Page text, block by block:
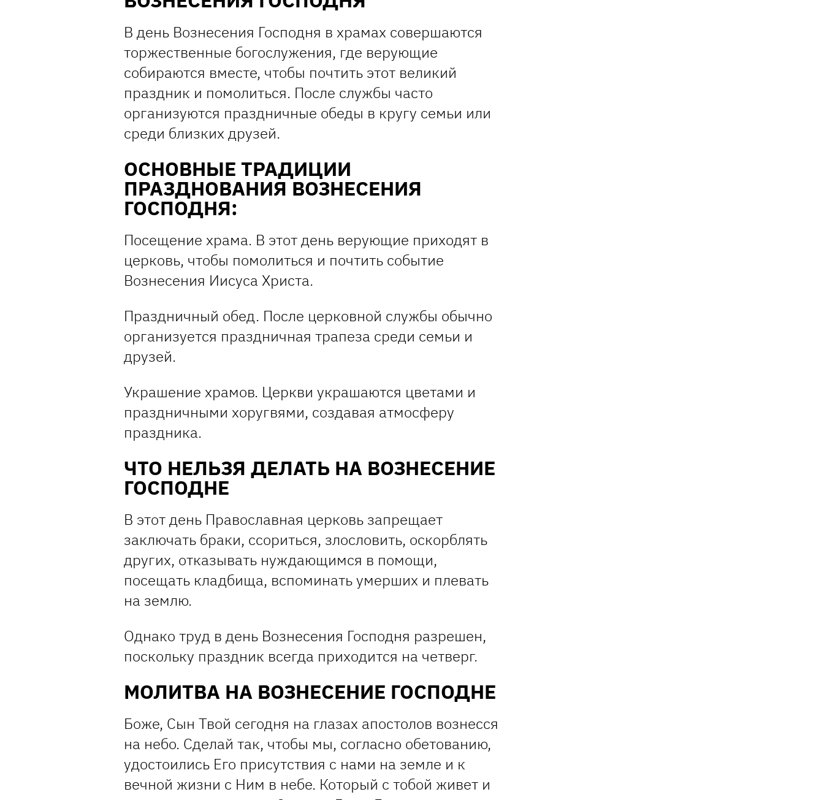
В день Вознесения Господня в храмах совершаются
торжественные богослужения, где верующие
собираются вместе, чтобы почтить этот великий
праздник и помолиться. После службы часто
организуются праздничные обеды в кругу семьи или
среди близких друзей.
ОСНОВНЫЕ ТРАДИЦИИ
ПРАЗДНОВАНИЯ ВОЗНЕСЕНИЯ
ГОСПОДНЯ:
Посещение храма. В этот день верующие приходят в
церковь, чтобы помолиться и почтить событие
Вознесения Иисуса Христа.
Праздничный обед. После церковной службы обычно
организуется праздничная трапеза среди семьи и
друзей.
Украшение храмов. Церкви украшаются цветами и
праздничными хоругвями, создавая атмосферу
праздника.
ЧТО НЕЛЬЗЯ ДЕЛАТЬ НА ВОЗНЕСЕНИЕ
ГОСПОДНЕ
В этот день Православная церковь запрещает
заключать браки, ссориться, злословить, оскорблять
других, отказывать нуждающимся в помощи,
посещать кладбища, вспоминать умерших и плевать
на землю.
Однако труд в день Вознесения Господня разрешен,
поскольку праздник всегда приходится на четверг.
МОЛИТВА НА ВОЗНЕСЕНИЕ ГОСПОДНЕ
Боже, Сын Твой сегодня на глазах апостолов вознесся
на небо. Сделай так, чтобы мы, согласно обетованию,
удостоились Его присутствия с нами на земле и к
вечной жизни с Ним в небе. Который с тобой живет и